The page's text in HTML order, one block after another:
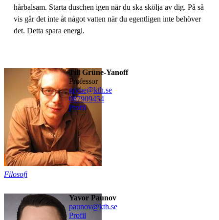
hårbalsam. Starta duschen igen när du ska skölja av dig. På så
vis går det inte åt något vatten när du egentligen inte behöver
det. Detta spara energi.
Till Grüne-Yanoff
professor
gryne@kth.se
087909454
Profil
Filosofi
Yavor Paunov
paunov@kth.se
Profil